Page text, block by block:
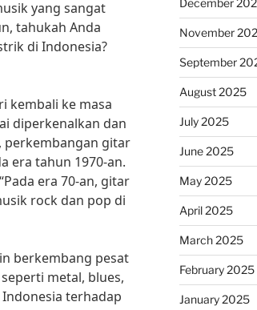
yang sangat
tahukah Anda
di Indonesia?
kembali ke masa
diperkenalkan dan
perkembangan gitar
era tahun 1970-an.
era 70-an, gitar
rock dan pop di
berkembang pesat
metal, blues,
terhadap
December
November
September
August 2025
July 2025
June 2025
May 2025
April 2025
March 2025
February 2025
January 2025